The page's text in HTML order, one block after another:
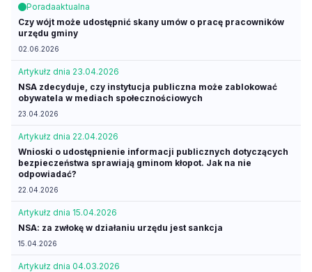
Poradaaktualna
Czy wójt może udostępnić skany umów o pracę pracowników
urzędu gminy
02.06.2026
Artykułz dnia 23.04.2026
NSA zdecyduje, czy instytucja publiczna może zablokować
obywatela w mediach społecznościowych
23.04.2026
Artykułz dnia 22.04.2026
Wnioski o udostępnienie informacji publicznych dotyczących
bezpieczeństwa sprawiają gminom kłopot. Jak na nie
odpowiadać?
22.04.2026
Artykułz dnia 15.04.2026
NSA: za zwłokę w działaniu urzędu jest sankcja
15.04.2026
Artykułz dnia 04.03.2026